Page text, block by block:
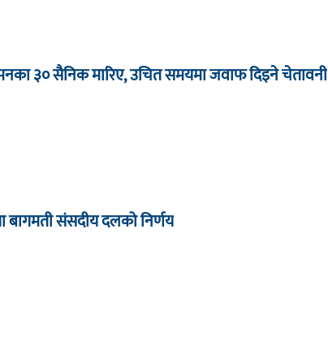
३० सैनिक मारिए, उचित समयमा जवाफ दिइने चेतावनी
बागमती संसदीय दलको निर्णय